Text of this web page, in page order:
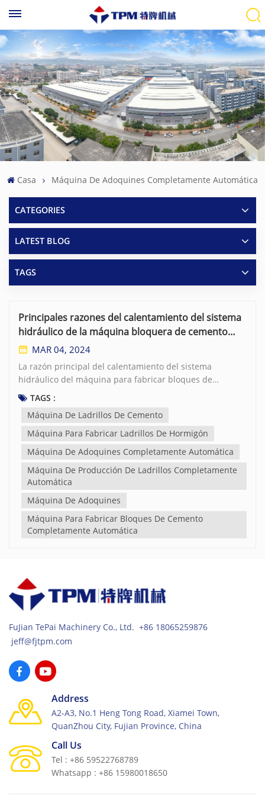
Casa Máquina De Adoquines Completamente Automática
CATEGORIES
LATEST BLOG
TAGS
Principales razones del calentamiento del sistema
hidráulico de la máquina bloquera de cemento
totalmente automática
MAR 04, 2024
La razón principal del calentamiento del sistema
hidráulico del máquina para fabricar bloques de
cemento completamente automáticae es el
a tres situaciones: en primer lugar, el diseño del sistema
totalmente automático máquina para fabricar ladrillos
tanque hidráulico no puede disipar el calor de manera
efectiva; en segundo lugar, los componentes del sistema
hidráulico están defectuosos; en tercer lugar, el aceite
hidráulico utilizado en el máquina de adoquines El
de la tubería del tanque hidráulico del máquina de
producción de ladrillos completamente automática
es cercana, el aceite hidráulico ingresará directamente al
tubo de succión de aceite sin enfriarse después del
retorno de aceite, y la temperatura del tanque de aceite
aumentará con el tiempo. Otra situación es que el
sistema totalmente automático máquina de ladrillos de
volumen del tanque hidráulico es demasiado pequeño y
la temperatura del sistema hidráulico es demasiado alta.
En ambos casos, se puede alargar la distancia entre el
tubo de succión de aceite y el tubo de retorno de aceite o
se puede aumentar el volumen del tanque de aceite
para hacer circular la disipación de calor en el tanque de
aceite hidráulico, logrando así el efecto de reducir la
temperatura del aceite. tanque. Cuando los
componentes hidráulicos del completamente
TAGS :
Máquina De Ladrillos De Cemento
Máquina Para Fabricar Ladrillos De Hormigón
Máquina De Adoquines Completamente Automática
Máquina De Producción De Ladrillos Completamente
Automática
Máquina De Adoquines
Máquina Para Fabricar Bloques De Cemento
Completamente Automática
FuJian TePai Machinery Co., Ltd. +86 18065259876
jeff@fjtpm.com
Address
A2-A3, No.1 Heng Tong Road, Xiamei Town,
QuanZhou City, Fujian Province, China
Call Us
Tel : +86 59522768789
Whatsapp : +86 15980018650